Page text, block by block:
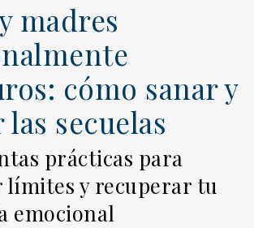
madres
cómo sanar y
secuelas
prácticas para
límites y recuperar tu
emocional